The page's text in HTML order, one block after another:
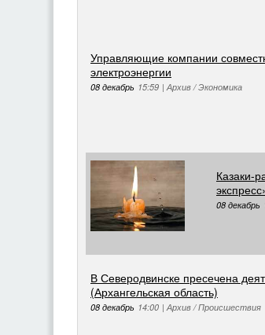
Управляющие компании
электроэнергии
08 декабрь 15:59 |Архив / Экономика
Казаки-
08 декабрь
В Северодвинске пресечена
(Архангельская область)
08 декабрь 14:00 |Архив / Происшествия